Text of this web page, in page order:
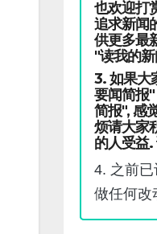
也欢迎打
追求新闻
供更多最
"读我的
3. 如果大
要闻简报
简报", 感
烦请大家
的人受益
4. 之前
做任何改